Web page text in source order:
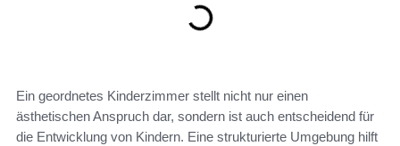
Ein geordnetes Kinderzimmer stellt nicht nur einen
ästhetischen Anspruch dar, sondern ist auch entscheidend für
die Entwicklung von Kindern. Eine strukturierte Umgebung hilft